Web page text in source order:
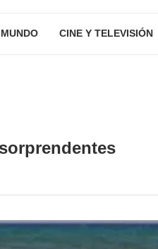
MUNDO CINE Y TELEVISIÓN